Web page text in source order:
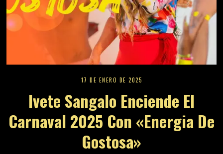
17 DE ENERO DE 2025
Ivete Sangalo Enciende El
Carnaval 2025 Con «Energia De
Gostosa»